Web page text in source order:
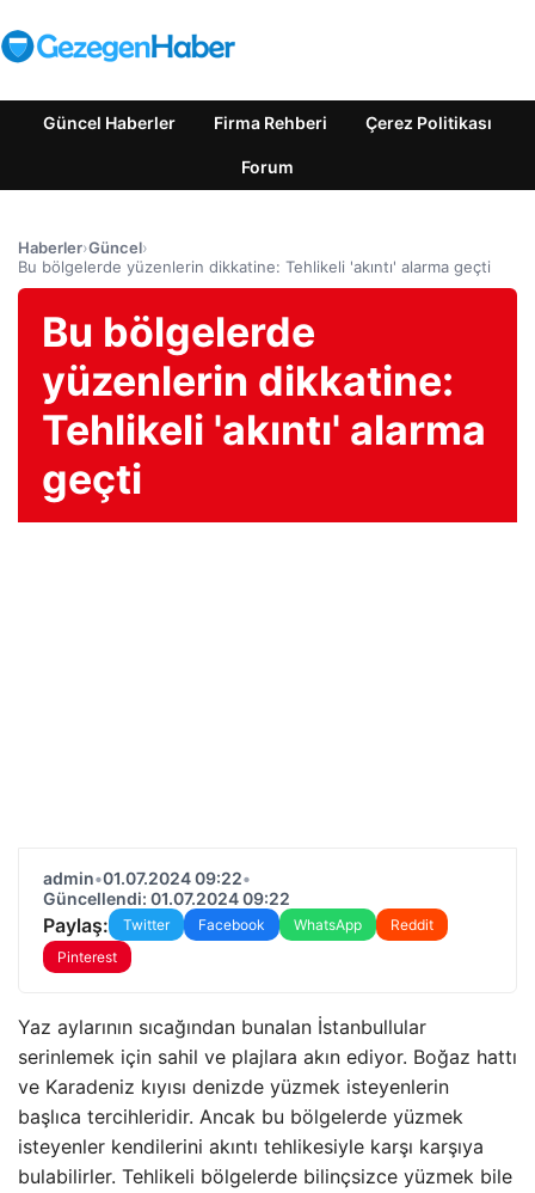
Güncel Haberler Firma Rehberi Çerez Politikası
Forum
Haberler›Güncel›
Bu bölgelerde yüzenlerin dikkatine: Tehlikeli 'akıntı' alarma geçti
Bu bölgelerde
yüzenlerin dikkatine:
Tehlikeli 'akıntı' alarma
geçti
admin•01.07.2024 09:22•
Güncellendi: 01.07.2024 09:22
Paylaş: Twitter Facebook WhatsApp
Reddit
Pinterest
Yaz aylarının sıcağından bunalan İstanbullular
serinlemek için sahil ve plajlara akın ediyor. Boğaz hattı
ve Karadeniz kıyısı denizde yüzmek isteyenlerin
başlıca tercihleridir. Ancak bu bölgelerde yüzmek
isteyenler kendilerini akıntı tehlikesiyle karşı karşıya
bulabilirler. Tehlikeli bölgelerde bilinçsizce yüzmek bile